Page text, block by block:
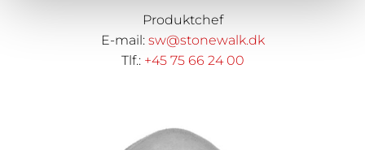
Produktchef
E-mail: sw@stonewalk.dk
Tlf.: +45 75 66 24 00